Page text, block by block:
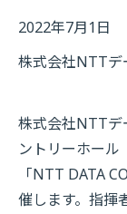
2022年7月1日
株式会社NTTデ
株式会社NTTデ
ントリーホール
「NTT DATA
催します。指揮